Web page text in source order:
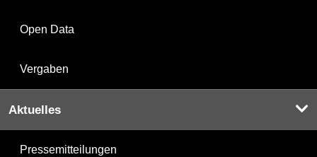
Open Data
Vergaben
Aktuelles
Pressemitteilungen